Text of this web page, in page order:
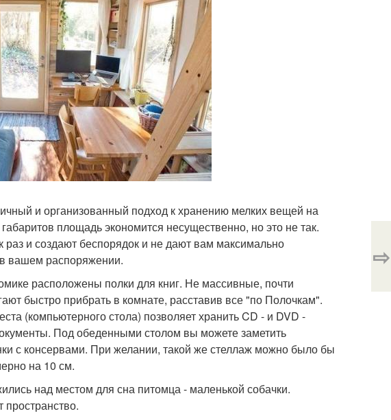
и организованный подход к хранению мелких вещей на
площадь экономится несущественно, но это не так.
и создают беспорядок и не дают вам максимально
вашем распоряжении.
расположены полки для книг. Не массивные, почти
быстро прибрать в комнате, расставив все "по Полочкам".
(компьютерного стола) позволяет хранить CD - и DVD -
Под обеденными столом вы можете заметить
с консервами. При желании, такой же стеллаж можно было бы
на 10 см.
над местом для сна питомца - маленькой собачки.
пространство.
⇨